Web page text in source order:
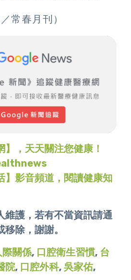
常春月刊）
】，天天關注您健康！
】影音頻道，閱讀健康知
維護，若有不當資訊請通
除，謝謝。
際關係, 口腔衛生習慣, 台
院, 口腔外科, 吳家佑,